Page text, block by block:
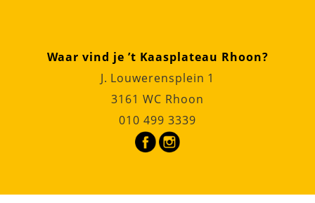
Waar vind je ’t Kaasplateau Rhoon?
J. Louwerensplein 1
3161 WC Rhoon
010 499 3339